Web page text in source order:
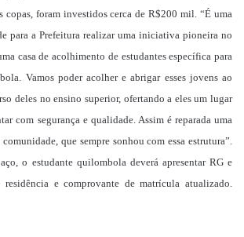
copas, foram investidos cerca de R$200 mil. “É uma
para a Prefeitura realizar uma iniciativa pioneira no
casa de acolhimento de estudantes específica para
Vamos poder acolher e abrigar esses jovens ao
deles no ensino superior, ofertando a eles um lugar
com segurança e qualidade. Assim é reparada uma
que sempre sonhou com essa estrutura”.
o estudante quilombola deverá apresentar RG e
residência e comprovante de matrícula atualizado.